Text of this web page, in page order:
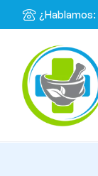
¿Hablamos: